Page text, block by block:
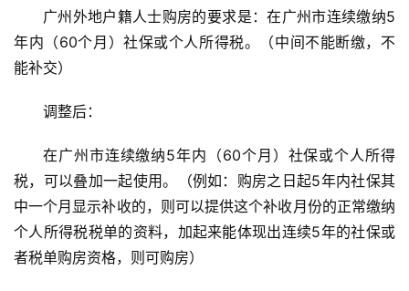
广州外地户籍人士购房的要求是：在广州市连续缴纳5
年内（60个月）社保或个人所得税。（中间不能断缴，不
能补交）
调整后：
在广州市连续缴纳5年内（60个月）社保或个人所得
税，可以叠加一起使用。（例如：购房之日起5年内社保其
中一个月显示补收的，则可以提供这个补收月份的正常缴纳
个人所得税税单的资料，加起来能体现出连续5年的社保或
者税单购房资格，则可购房）